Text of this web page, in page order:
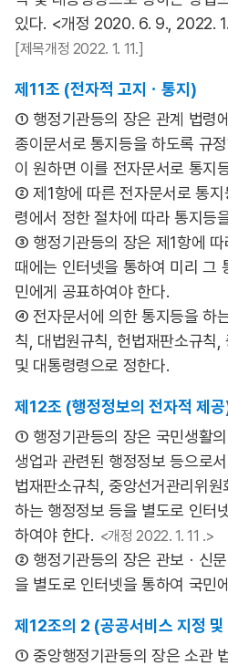
있다. <개정 2020. 6. 9., 2022.
[제목개정 2022. 1. 11.]
제11조 (전자적 고지ㆍ통지)
① 행정기관등의 장은 관계 법령
종이문서로 통지등을 하도록 규
이 원하면 이를 전자문서로 통지
② 제1항에 따른 전자문서로 통
령에서 정한 절차에 따라 통지등
③ 행정기관등의 장은 제1항에
때에는 인터넷을 통하여 미리 그
민에게 공표하여야 한다.
④ 전자문서에 의한 통지등을 하
칙, 대법원규칙, 헌법재판소규칙,
및 대통령령으로 정한다.
제12조 (행정정보의 전자적 제
① 행정기관등의 장은 국민생활
생업과 관련된 행정정보 등으로
법재판소규칙, 중앙선거관리위
하는 행정정보 등을 별도로 인터
하여야 한다. <개정 2022. 1. 11 .>
② 행정기관등의 장은 관보ㆍ신
을 별도로 인터넷을 통하여 국민
제12조의 2 (공공서비스 지정 및
① 중앙행정기관등의 장은 소관